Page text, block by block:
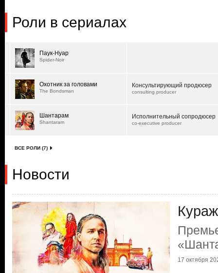
Роли в сериалах
Паук-Нуар
Spider-Noir
Охотник за головами
The Bondsman
Консультирующий продюсер
consulting producer
Шантарам
Shantaram
Исполнительный сопродюсер
co-executive producer
ВСЕ РОЛИ (7)
Новости
17 октября